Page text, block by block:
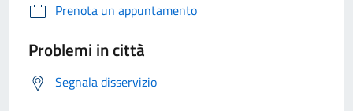
Prenota un appuntamento
Problemi in città
Segnala disservizio